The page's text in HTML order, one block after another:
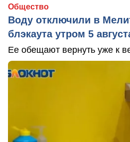
Общество
Воду отключили в
блэкаута утром 5
Ее обещают вернуть уже к